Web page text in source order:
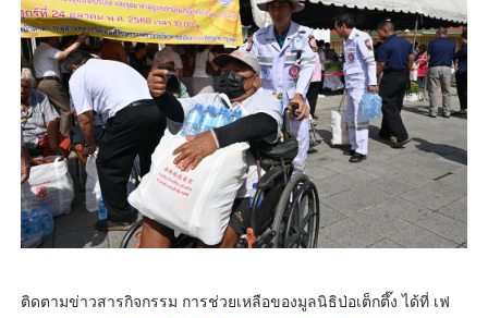
ติดตามข่าวสารกิจกรรม การช่วยเหลือของมูลนิธิป่อเต็กตึ๊ง ได้ที่ เฟ